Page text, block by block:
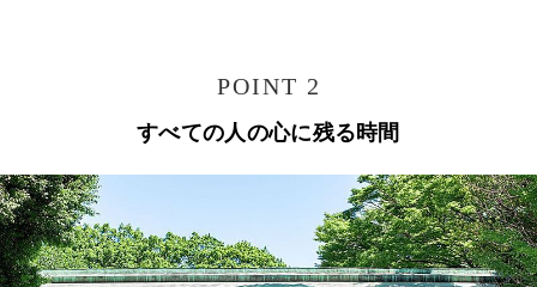
POINT 2
すべての人の心に残る時間